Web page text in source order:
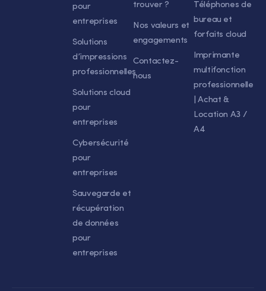
pour
entreprises
Solutions
d’impressions
professionnelles
Solutions cloud
pour
entreprises
Cybersécurité
pour
entreprises
Sauvegarde et
récupération
de données
pour
entreprises
trouver ?
Nos valeurs et
engagements
Contactez-
nous
Téléphones de
bureau et
forfaits cloud
Imprimante
multifonction
professionnelle
| Achat &
Location A3 /
A4